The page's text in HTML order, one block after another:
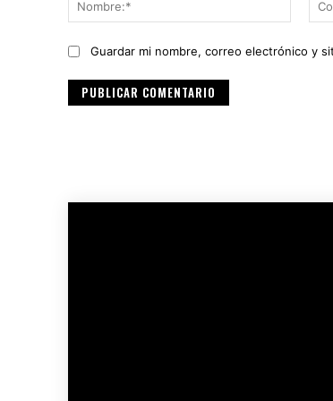
Guardar mi nombre, correo electrónico y